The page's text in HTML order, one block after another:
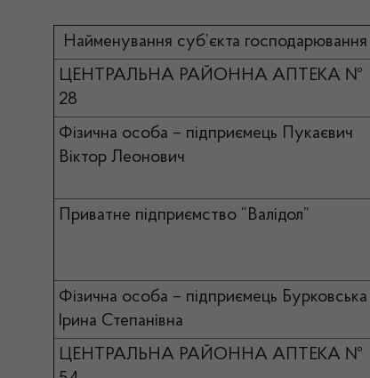
Найменування суб’єкта господарювання
ЦЕНТРАЛЬНА РАЙОННА АПТЕКА №
28
Фізична особа – підприємець Пукаєвич
Віктор Леонович
Приватне підприємство “Валідол”
Фізична особа – підприємець Бурковська
Ірина Степанівна
ЦЕНТРАЛЬНА РАЙОННА АПТЕКА №